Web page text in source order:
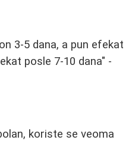
3-5 dana, a pun efekat
posle 7-10 dana" -
koriste se veoma